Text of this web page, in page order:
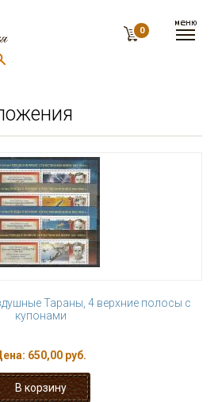
0
Тараны, 4 верхние полосы с
купонами
650,00 руб.